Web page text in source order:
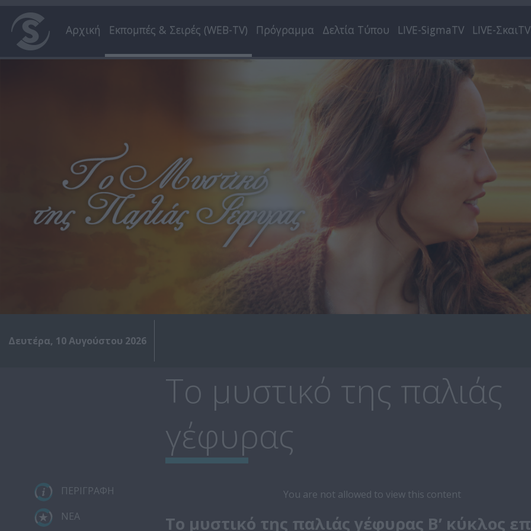
Αρχική Εκπομπές & Σειρές (WEB-TV) Πρόγραμμα Δελτία Τύπου LIVE-SigmaTV LIVE-ΣκαιTV
Δευτέρα, 10 Αυγούστου 2026
Το μυστικό της παλιάς
γέφυρας
ΠΕΡΙΓΡΑΦΗ
ΝΕΑ
You are not allowed to view this content
Το μυστικό της παλιάς γέφυρας Β’ κύκλος